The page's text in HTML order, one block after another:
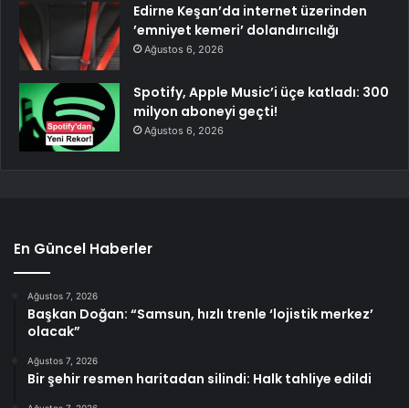
Edirne Keşan’da internet üzerinden
’emniyet kemeri’ dolandırıcılığı
Ağustos 6, 2026
Spotify, Apple Music’i üçe katladı: 300
milyon aboneyi geçti!
Ağustos 6, 2026
En Güncel Haberler
Ağustos 7, 2026
Başkan Doğan: “Samsun, hızlı trenle ‘lojistik merkez’
olacak”
Ağustos 7, 2026
Bir şehir resmen haritadan silindi: Halk tahliye edildi